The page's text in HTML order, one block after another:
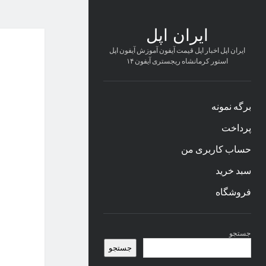
ایران اپل
ایران اپل اخبار اپل قیمت آیفون آموزش آیفون اپل
استور کرمانشاه ریجستری آیفون ۱۴
برگه نمونه
پرداخت
حساب کاربری من
سبد خرید
فروشگاه
کناری
جستجو
جستجو